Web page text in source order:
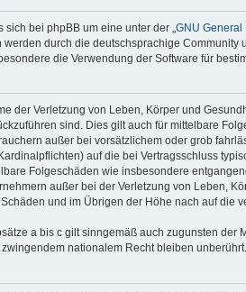
bei phpBB um eine unter der „ GNU General
durch die deutschsprachige Community
die Verwendung der Software für
der Verletzung von Leben, Körper und
sind. Dies gilt auch für mittelbare
außer bei vorsätzlichem oder grob
auf die bei Vertragsschluss
Folgeschäden wie insbesondere
außer bei der Verletzung von Leben,
und im Übrigen der Höhe nach auf die
a bis c gilt sinngemäß auch zugunsten der
nationalem Recht bleiben unberührt.